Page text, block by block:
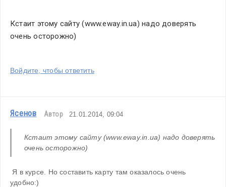
Кстаит этому сайту (www.eway.in.ua) надо доверять
очень осторожно)
Войдите, чтобы ответить
Ясенов Автор 21.01.2014, 09:04
Кстаит этому сайту (www.eway.in.ua) надо доверять
очень осторожно)
удобно:)